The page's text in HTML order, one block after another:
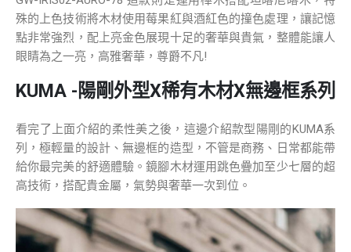
殊的上色技術將木材使用莓果紅與酒紅色的撞色處理，讓記憶
點非常強烈，配上亮金色展現十足的奢華與貴氣，整體能讓人
眼睛為之一亮，高雅奢華，尊爵不凡!
KUMA -陽剛外型X稀有木材X無邊框系列
看完了上面介紹的柔性美之後，這邊介紹款型陽剛的KUMA系
列，極輕量的設計、無邊框的造型，不管是商務、日常都能帶
給你最完美的舒適體驗。鏡腳木材運用跳色疊加至少七層的超
高技術，搭配貴金屬，氣勢與奢華一次到位。